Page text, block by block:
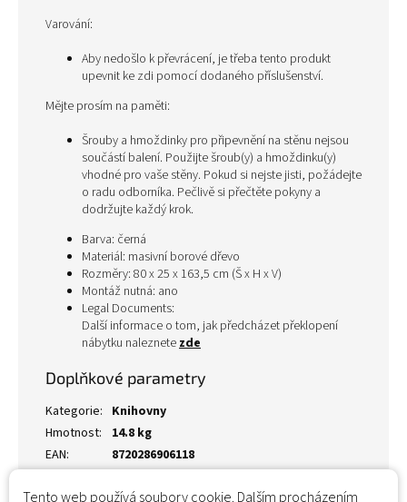
Tento web používá soubory cookie. Dalším procházením
Varování:
Aby nedošlo k převrácení, je třeba tento produkt
upevnit ke zdi pomocí dodaného příslušenství.
Mějte prosím na paměti:
Šrouby a hmoždinky pro připevnění na stěnu nejsou
součástí balení. Použijte šroub(y) a hmoždinku(y)
vhodné pro vaše stěny. Pokud si nejste jisti, požádejte
o radu odborníka. Pečlivě si přečtěte pokyny a
dodržujte každý krok.
Barva: černá
Materiál: masivní borové dřevo
Rozměry: 80 x 25 x 163,5 cm (Š x H x V)
Montáž nutná: ano
Legal Documents:
Další informace o tom, jak předcházet překlopení
nábytku naleznetezde
Doplňkové parametry
Kategorie: Knihovny
Hmotnost:
14.8 kg
EAN: 8720286906118